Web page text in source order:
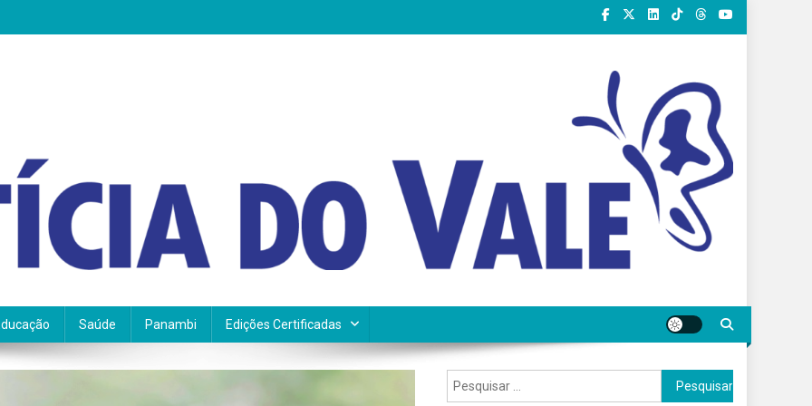
Saúde Panambi Edições Certificadas
Pesquisar
por: